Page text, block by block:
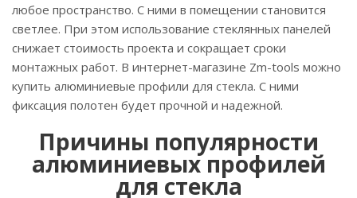
любое пространство. С ними в помещении становится
светлее. При этом использование стеклянных панелей
снижает стоимость проекта и сокращает сроки
монтажных работ. В интернет-магазине Zm-tools можно
купить алюминиевые профили для стекла. С ними
фиксация полотен будет прочной и надежной.
Причины популярности
алюминиевых профилей
для стекла